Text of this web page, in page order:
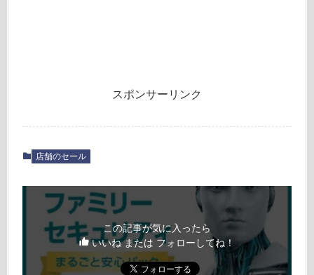
スポンサーリンク
店舗のセール
この記事が気に入ったら
いいね または フォローしてね！